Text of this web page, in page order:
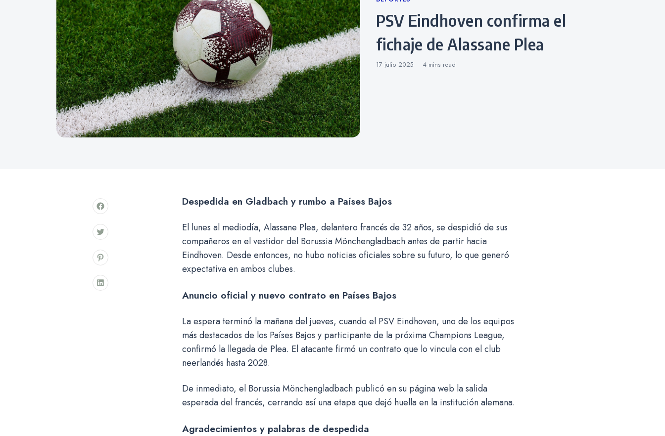
PSV Eindhoven confirma el
fichaje de Alassane Plea
17 julio 2025 4 mins read
Despedida en Gladbach y rumbo a Países Bajos
El lunes al mediodía, Alassane Plea, delantero francés de 32 años, se despidió de sus
compañeros en el vestidor del Borussia Mönchengladbach antes de partir hacia
Eindhoven. Desde entonces, no hubo noticias oficiales sobre su futuro, lo que generó
expectativa en ambos clubes.
Anuncio oficial y nuevo contrato en Países Bajos
La espera terminó la mañana del jueves, cuando el PSV Eindhoven, uno de los equipos
más destacados de los Países Bajos y participante de la próxima Champions League,
confirmó la llegada de Plea. El atacante firmó un contrato que lo vincula con el club
neerlandés hasta 2028.
De inmediato, el Borussia Mönchengladbach publicó en su página web la salida
esperada del francés, cerrando así una etapa que dejó huella en la institución alemana.
Agradecimientos y palabras de despedida